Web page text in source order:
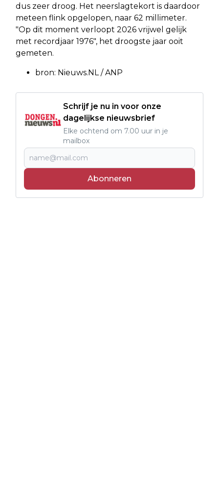
dus zeer droog. Het neerslagtekort is daardoor
meteen flink opgelopen, naar 62 millimeter.
"Op dit moment verloopt 2026 vrijwel gelijk
met recordjaar 1976", het droogste jaar ooit
gemeten.
bron: Nieuws.NL / ANP
Schrijf je nu in voor onze
dagelijkse nieuwsbrief
Elke ochtend om 7.00 uur in je
mailbox
Abonneren